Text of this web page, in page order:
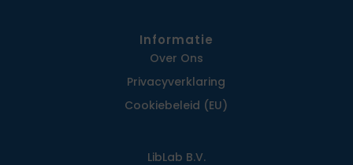
Informatie
Over Ons
Privacy­verklaring
Cookiebeleid (EU)
LibLab B.V.